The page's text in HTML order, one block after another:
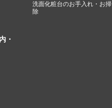
洗面化粧台のお手入れ・お掃
除
・